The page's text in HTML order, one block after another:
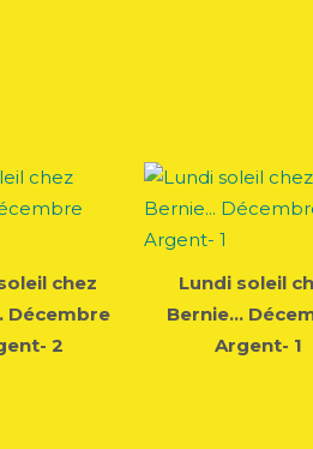
chez
Décembre
2
Lundi soleil
Bernie...
Argent- 1